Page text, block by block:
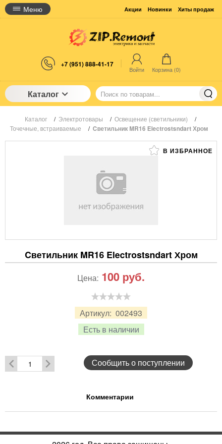
Меню Акции Новинки Хиты продаж
+7 (951) 888-41-17
Войти Корзина (0)
Каталог
Каталог / Электротовары / Освещение (светильники)
/
Точечные, встраиваемые
/ Cветильник MR16 Electrostsndart Хром
В ИЗБРАННОЕ
Cветильник MR16 Electrostsndart Хром
Артикул: 002493
Есть в наличии
Цена: 100 руб.
Сообщить о поступлении
Комментарии